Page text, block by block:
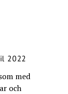
med
och